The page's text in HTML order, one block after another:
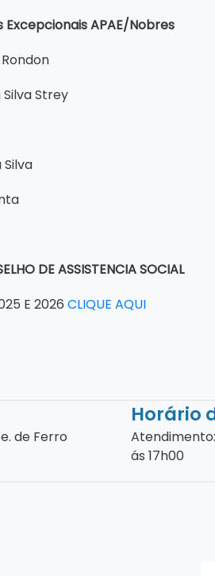
Excepcionais APAE/Nobres
Strey
DE ASSISTENCIA SOCIAL
E 2026 CLIQUE AQUI
de Ferro
Horário
Atendimento:
ás 17h00